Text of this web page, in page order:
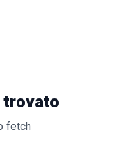
trovato
fetch